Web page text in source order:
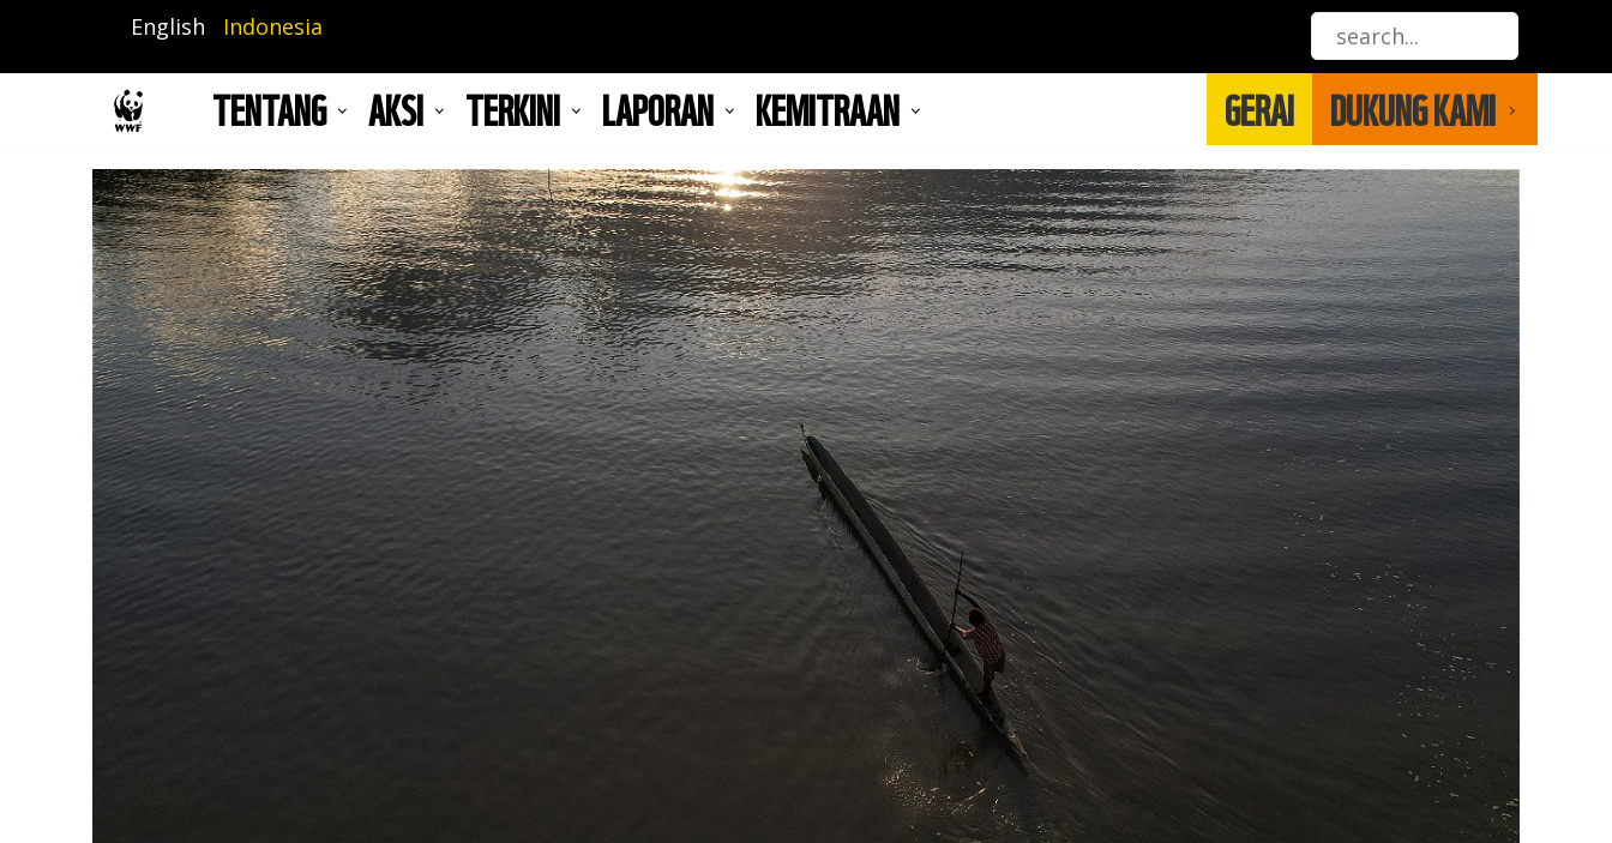
isi
English Indonesia
TENTANG AKSI TERKINI LAPORAN KEMITRAAN GERAI DUKUNG KAMI